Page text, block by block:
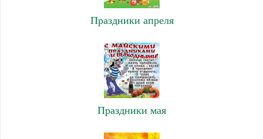
Праздники апреля
Праздники мая